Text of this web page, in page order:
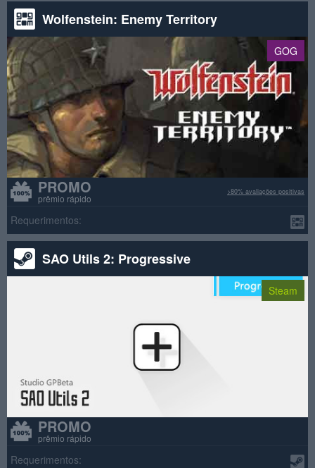
Wolfenstein: Enemy Territory
GOG
PROMO
prêmio rápido
>80% avaliações positivas
Requerimentos:
SAO Utils 2: Progressive
Steam
PROMO
prêmio rápido
Requerimentos: